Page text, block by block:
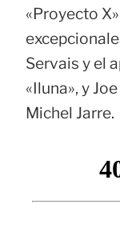
«Proyecto
Servais y el
«Iluna», y
Michel Jarre.